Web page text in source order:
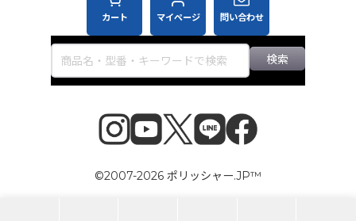
カート マイページ 問い合わせ
検索
©2007-2026 ポリッシャー.JP™